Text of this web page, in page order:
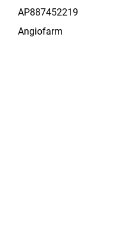
AP887452219
Angiofarm